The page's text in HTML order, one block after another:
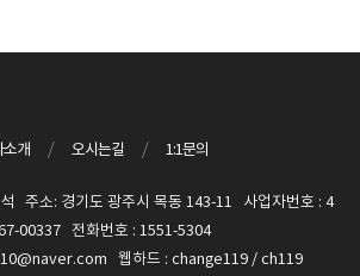
소개 / 오시는길 / 1:1문의
주소: 경기도 광주시 목동 143-11 사업자번호 : 4
00337 전화번호 : 1551-5304
웹하드 : change119 / ch119